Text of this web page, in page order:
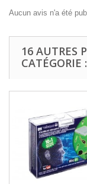
Aucun avis n'a été
16 AUTRES
CATÉGORIE :